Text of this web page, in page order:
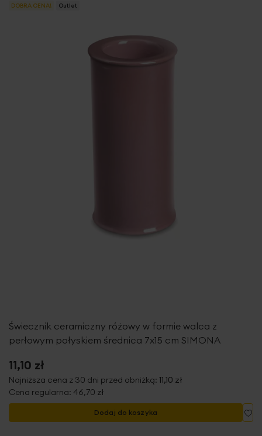
DOBRA CENA! Outlet
Świecznik ceramiczny różowy w formie walca z
perłowym połyskiem średnica 7x15 cm SIMONA
11,10 zł
Najniższa cena z 30 dni przed obniżką: 11,10 zł
Cena regularna: 46,70 zł
Dodaj do koszyka